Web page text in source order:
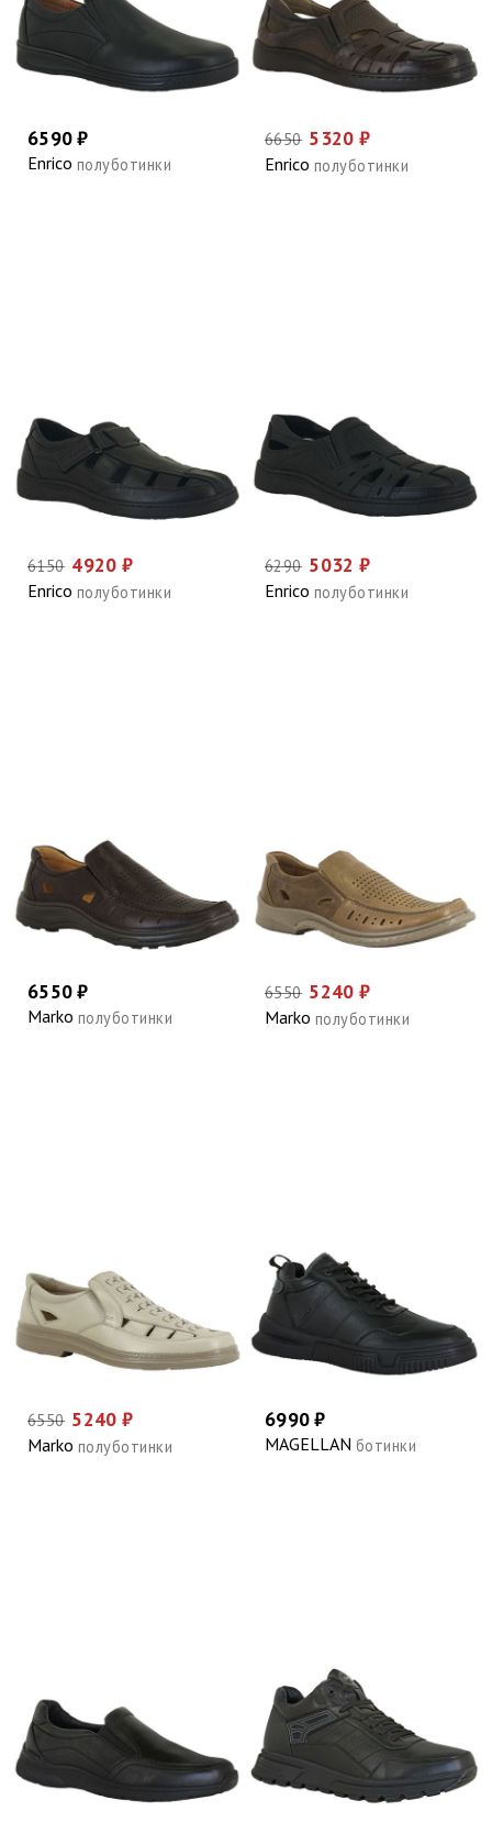
6590 ₽
Enrico полуботинки
6650 5320 ₽
Enrico полуботинки
6150 4920 ₽
Enrico полуботинки
6290 5032 ₽
Enrico полуботинки
6550 ₽
Marko полуботинки
6550 5240 ₽
Marko полуботинки
6550 5240 ₽
Marko полуботинки
6990 ₽
MAGELLAN ботинки